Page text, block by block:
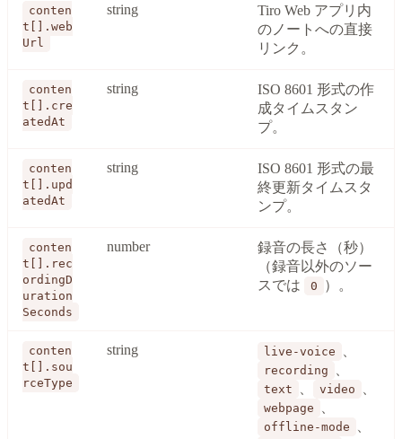
conten
t[].web
Url
string
Tiro Web アプリ内
のノートへの直接
リンク。
conten
t[].cre
atedAt
string
ISO 8601 形式の作
成タイムスタン
プ。
conten
t[].upd
atedAt
string
ISO 8601 形式の最
終更新タイムスタ
ンプ。
conten
t[].rec
ordingD
uration
Seconds
number
録音の長さ（秒）
（録音以外のソー
スでは
0 ）。
conten
t[].sou
rceType
string live-voice
recording
text video
webpage
offline-mode